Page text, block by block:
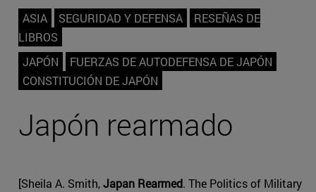
ASIA SEGURIDAD Y DEFENSA
RESEÑAS DE
LIBROS
JAPÓN
FUERZAS DE AUTODEFENSA DE JAPÓN
CONSTITUCIÓN DE JAPÓN
Japón rearmado
[Sheila A. Smith,Japan Rearmed. The Politics of Military